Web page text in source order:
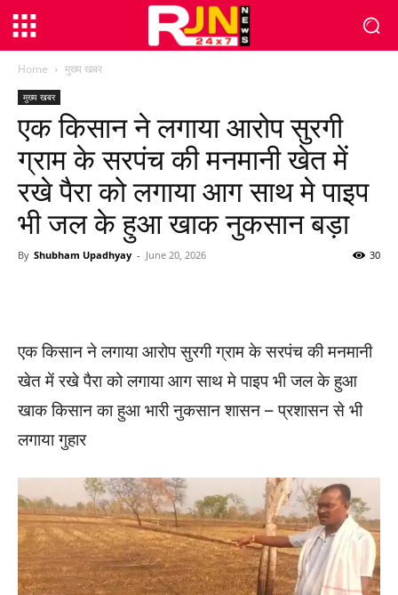
Home मुख्य खबर
मुख्य खबर
एक किसान ने लगाया आरोप सुरगी
ग्राम के सरपंच की मनमानी खेत में
रखे पैरा को लगाया आग साथ मे पाइप
भी जल के हुआ खाक नुकसान बड़ा
By Shubham Upadhyay - June 20, 2026 30
एक किसान ने लगाया आरोप सुरगी ग्राम के सरपंच की मनमानी
खेत में रखे पैरा को लगाया आग साथ मे पाइप भी जल के हुआ
खाक किसान का हुआ भारी नुकसान शासन – प्रशासन से भी
लगाया गुहार